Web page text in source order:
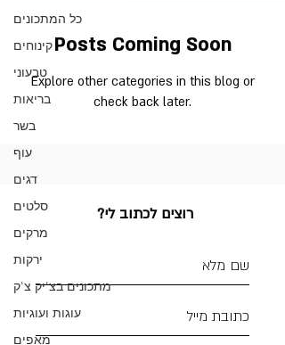
כל המתכונים
קינוחים
טבעוני
בריאות
בשר
עוף
דגים
סלטים
מרקים
ירקות
מתכונים בצ'יק צ'ק
עוגות ועוגיות
מאפים
Posts Coming Soon
Explore other categories in this blog or
check back later.
?רוצים לכתוב לי